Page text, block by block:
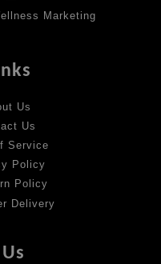
Marketing
Us
Us
Service
Policy
Policy
Delivery